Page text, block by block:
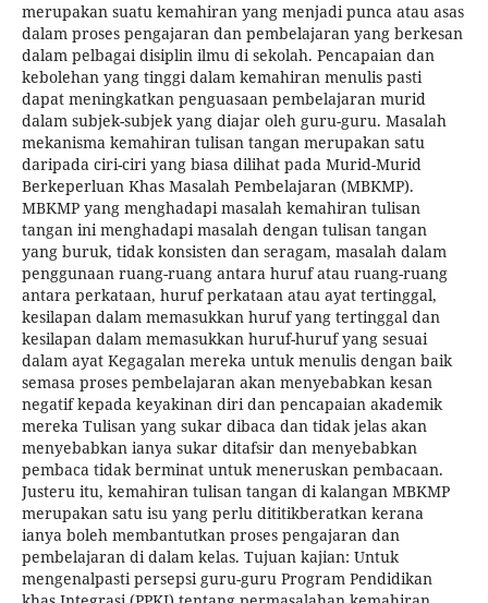
merupakan suatu kemahiran yang menjadi punca atau asas
dalam proses pengajaran dan pembelajaran yang berkesan
dalam pelbagai disiplin ilmu di sekolah. Pencapaian dan
kebolehan yang tinggi dalam kemahiran menulis pasti
dapat meningkatkan penguasaan pembelajaran murid
dalam subjek-subjek yang diajar oleh guru-guru. Masalah
mekanisma kemahiran tulisan tangan merupakan satu
daripada ciri-ciri yang biasa dilihat pada Murid-Murid
Berkeperluan Khas Masalah Pembelajaran (MBKMP).
MBKMP yang menghadapi masalah kemahiran tulisan
tangan ini menghadapi masalah dengan tulisan tangan
yang buruk, tidak konsisten dan seragam, masalah dalam
penggunaan ruang-ruang antara huruf atau ruang-ruang
antara perkataan, huruf perkataan atau ayat tertinggal,
kesilapan dalam memasukkan huruf yang tertinggal dan
kesilapan dalam memasukkan huruf-huruf yang sesuai
dalam ayat Kegagalan mereka untuk menulis dengan baik
semasa proses pembelajaran akan menyebabkan kesan
negatif kepada keyakinan diri dan pencapaian akademik
mereka Tulisan yang sukar dibaca dan tidak jelas akan
menyebabkan ianya sukar ditafsir dan menyebabkan
pembaca tidak berminat untuk meneruskan pembacaan.
Justeru itu, kemahiran tulisan tangan di kalangan MBKMP
merupakan satu isu yang perlu dititikberatkan kerana
ianya boleh membantutkan proses pengajaran dan
pembelajaran di dalam kelas. Tujuan kajian: Untuk
mengenalpasti persepsi guru-guru Program Pendidikan